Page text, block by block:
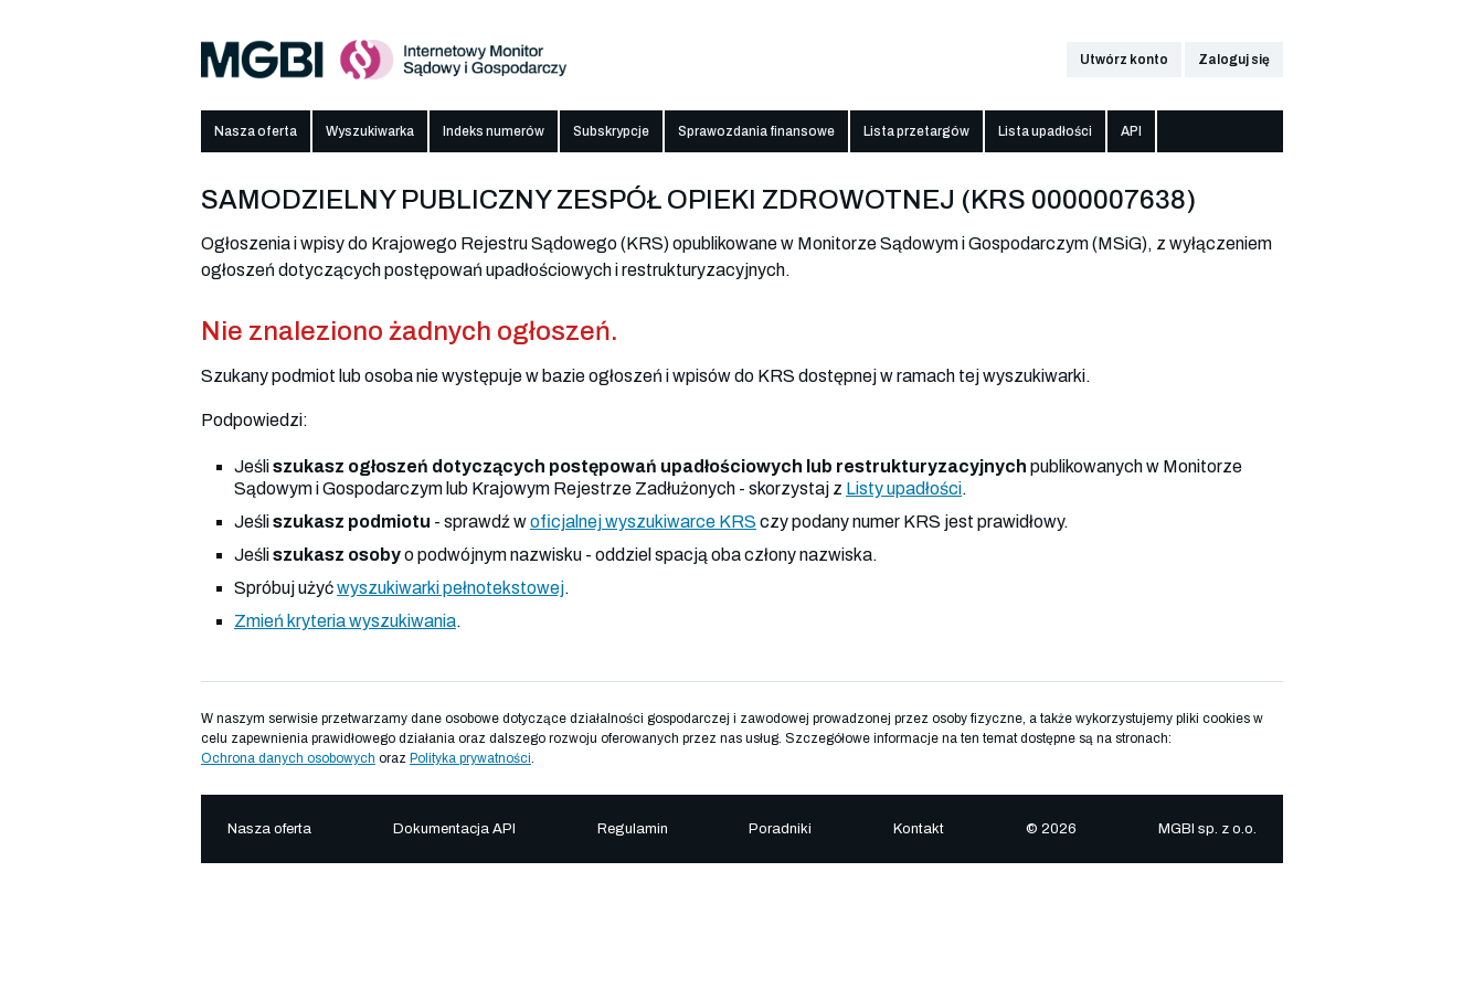
Utwórz konto Zaloguj się
Nasza oferta Wyszukiwarka Indeks numerów Subskrypcje Sprawozdania finansowe Lista przetargów Lista upadłości API
SAMODZIELNY PUBLICZNY ZESPÓŁ OPIEKI ZDROWOTNEJ (KRS 0000007638)
Ogłoszenia i wpisy do Krajowego Rejestru Sądowego (KRS) opublikowane w Monitorze Sądowym i Gospodarczym (MSiG), z wyłączeniem
ogłoszeń dotyczących postępowań upadłościowych i restrukturyzacyjnych.
Nie znaleziono żadnych ogłoszeń.
Szukany podmiot lub osoba nie występuje w bazie ogłoszeń i wpisów do KRS dostępnej w ramach tej wyszukiwarki.
Podpowiedzi:
Jeśliszukasz ogłoszeń dotyczących postępowań upadłościowych lub restrukturyzacyjnych publikowanych w Monitorze
Sądowym i Gospodarczym lub Krajowym Rejestrze Zadłużonych - skorzystaj z Listy upadłości.
Jeśliszukasz podmiotu - sprawdź woficjalnej wyszukiwarce KRS czy podany numer KRS jest prawidłowy.
Jeśliszukasz osobyo podwójnym nazwisku - oddziel spacją oba człony nazwiska.
Spróbuj użyćwyszukiwarki pełnotekstowej.
Zmień kryteria wyszukiwania.
W naszym serwisie przetwarzamy dane osobowe dotyczące działalności gospodarczej i zawodowej prowadzonej przez osoby fizyczne, a także wykorzystujemy pliki cookies w
celu zapewnienia prawidłowego działania oraz dalszego rozwoju oferowanych przez nas usług. Szczegółowe informacje na ten temat dostępne są na stronach:
Ochrona danych osobowych oraz Polityka prywatności.
Nasza oferta Dokumentacja API Regulamin Poradniki Kontakt © 2026 MGBI sp. z o.o.